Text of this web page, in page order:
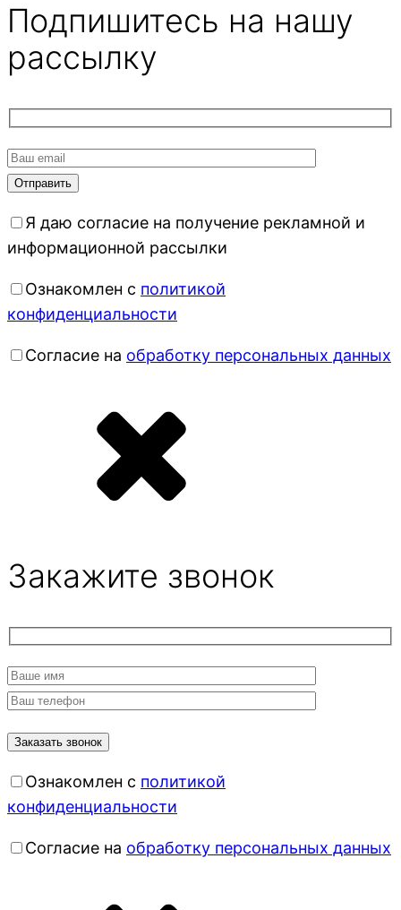
Подпишитесь на нашу
рассылку
Я даю согласие на получение рекламной и
информационной рассылки
Ознакомлен с политикой
конфиденциальности
Согласие на обработку персональных данных
Закажите звонок
Ознакомлен с политикой
конфиденциальности
Согласие на обработку персональных данных